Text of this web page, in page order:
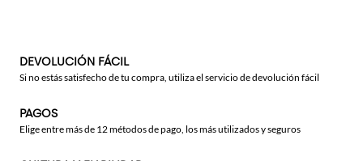
DEVOLUCIÓN FÁCIL
Si no estás satisfecho de tu compra, utiliza el servicio de devolución fácil
PAGOS
Elige entre más de 12 métodos de pago, los más utilizados y seguros